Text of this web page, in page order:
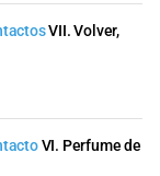
VII. Volver,
VI. Perfume de